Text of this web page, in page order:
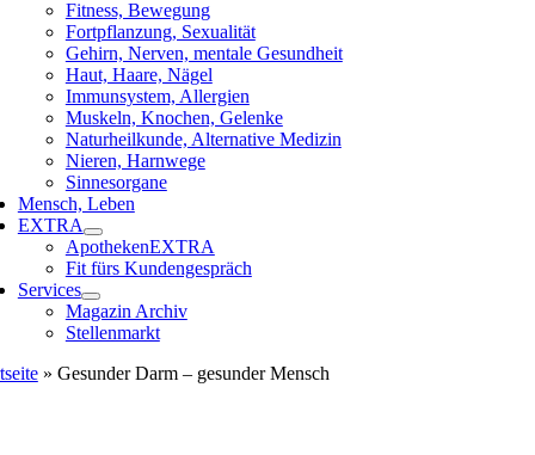
Fitness, Bewegung
Fortpflanzung, Sexualität
Gehirn, Nerven, mentale Gesundheit
Haut, Haare, Nägel
Immunsystem, Allergien
Muskeln, Knochen, Gelenke
Naturheilkunde, Alternative Medizin
Nieren, Harnwege
Sinnesorgane
Mensch, Leben
EXTRA
ApothekenEXTRA
Fit fürs Kundengespräch
Services
Magazin Archiv
Stellenmarkt
» Gesunder Darm – gesunder Mensch